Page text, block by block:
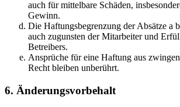
auch für mittelbare Schäden,
Gewinn.
Die Haftungsbegrenzung der Absätze a
auch zugunsten der Mitarbeiter und
Betreibers.
Ansprüche für eine Haftung aus
Recht bleiben unberührt.
6. Änderungsvorbehalt